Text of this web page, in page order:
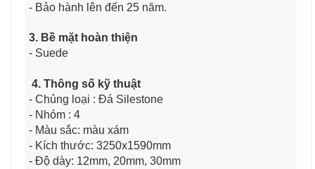
- Bảo hành lên đến 25 năm.
3. Bề mặt hoàn thiện
- Suede
4. Thông số kỹ thuật
- Chủng loại : Đá Silestone
- Nhóm : 4
- Màu sắc: màu xám
- Kích thước: 3250x1590mm
- Độ dày: 12mm, 20mm, 30mm